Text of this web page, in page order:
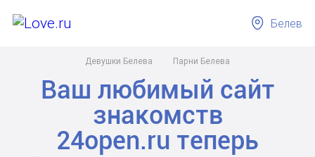
Девушки Белева Парни Белева
Белев
Ваш любимый сайт
знакомств
24open.ru теперь